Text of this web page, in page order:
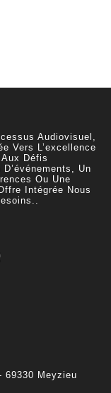
Audiovisuel,
Vers L’excellence
Défis
Un
Ou Une
Intégrée Nous
69330 Meyzieu